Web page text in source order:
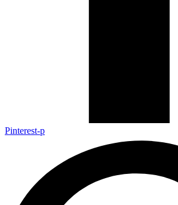
Pinterest-p